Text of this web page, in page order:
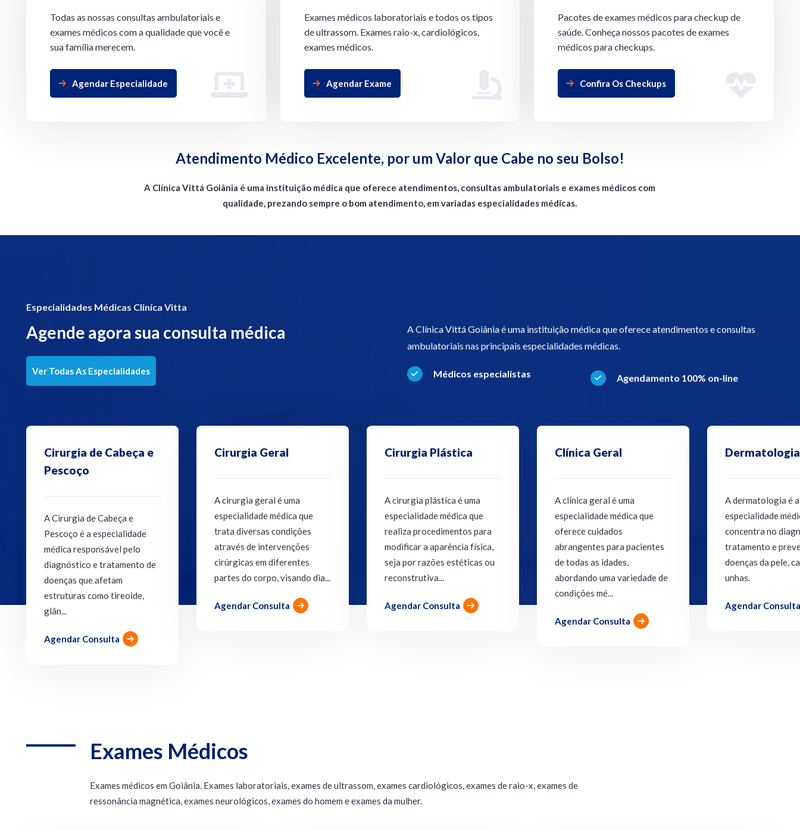
Todas as nossas consultas ambulatoriais e
exames médicos com a qualidade que você e
sua família merecem.
Agendar Especialidade
Exames médicos laboratoriais e todos os tipos
de ultrassom. Exames raio-x, cardiológicos,
exames médicos.
Agendar Exame
Pacotes de exames médicos para checkup de
saúde. Conheça nossos pacotes de exames
médicos para checkups.
Confira Os Checkups
Atendimento Médico Excelente, por um Valor que Cabe no seu Bolso!
A Clínica Vittá Goiânia é uma instituição médica que oferece atendimentos, consultas ambulatoriais e exames médicos com
qualidade, prezando sempre o bom atendimento, em variadas especialidades médicas.
Especialidades Médicas Cliníca Vitta
Agende agora sua consulta médica
Ver Todas As Especialidades
A Clínica Vittá Goiânia é uma instituição médica que oferece atendimentos e consultas
ambulatoriais nas principais especialidades médicas.
Médicos especialistas Agendamento 100% on-line
Clínica Geral
especialidade médica que
oferece cuidados
abrangentes para pacientes
de todas as idades,
abordando uma variedade de
condições mé...
Dermatologia
A dermatologia é a
especialidade médica que se
concentra no diagnóstico,
tratamento e prevenção de
doenças da pele, cabelos e
unhas.
Agendar Consulta
Endocrinologia
A endocrinologia é a
especialidade médica que
estuda as glândulas
endócrinas e os hormônios
que elas produzem, bem como
os distúrbios hormonais e
Fonoaudiologia
A Fonoaudiologia é a
especialidade da saúde
voltada para a prevenção,
avaliação, diagnóstico e
tratamento de distúrbios da
comunicação humana,
incluin...
Agendar Consulta
com condições
refluxo
doença
intestinal,
gastrointestinal.
Agendar Consulta
Exames Médicos
Exames médicos em Goiânia. Exames laboratoriais, exames de ultrassom, exames cardiológicos, exames de raio-x, exames de
ressonância magnética, exames neurológicos, exames do homem e exames da mulher.